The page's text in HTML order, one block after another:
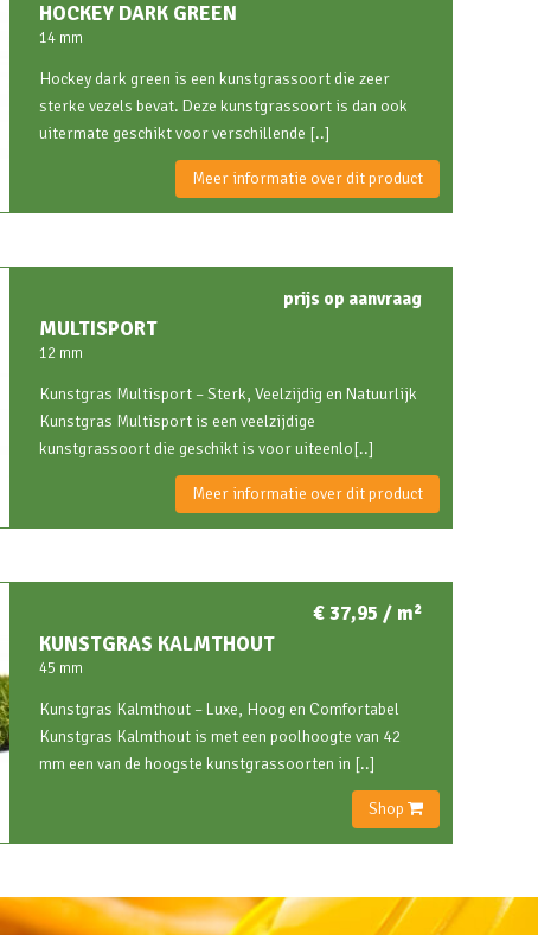
HOCKEY DARK GREEN
14 mm
Hockey dark green is een kunstgrassoort die zeer
sterke vezels bevat. Deze kunstgrassoort is dan ook
uitermate geschikt voor verschillende [..]
Meer informatie over dit product
MULTISPORT
12 mm
prijs op aanvraag
Kunstgras Multisport – Sterk, Veelzijdig en Natuurlijk
Kunstgras Multisport is een veelzijdige
kunstgrassoort die geschikt is voor uiteenlo[..]
Meer informatie over dit product
KUNSTGRAS KALMTHOUT
45 mm
€ 37,95 / m²
Kunstgras Kalmthout – Luxe, Hoog en Comfortabel
Kunstgras Kalmthout is met een poolhoogte van 42
mm een van de hoogste kunstgrassoorten in [..]
Shop